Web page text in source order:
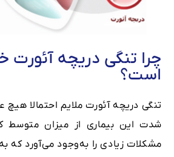
چرا تنگی دریچه آئورت
است؟
تنگی دریچه آئورت ملایم احتمالا هیچ
‌شدت این بیماری از میزان متوسط
مشکلات زیادی را به‌وجود می‌آورد که